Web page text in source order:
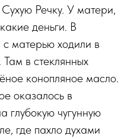
Сухую Речку. У матери,
деньги. В
матерью ходили в
в стеклянных
конопляное масло.
оказалось в
глубокую чугунную
где пахло духами